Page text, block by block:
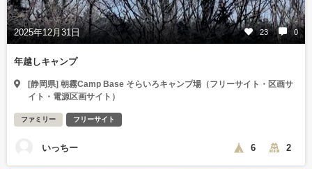
2025年12月31日 23 0
年越しキャンプ
[静岡県] 朝霧Camp Base そらいろキャンプ場（フリーサイト・区画サ
イト・電源区画サイト）
ファミリー フリーサイト
いっちー 6 2